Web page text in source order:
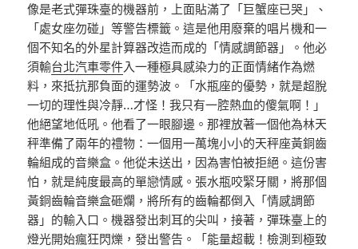
像是老式彈珠臺的機器前，上面貼滿了「巨蟹座已哭」、
「處女座勿碰」等警告標籤。這是他用廢棄的唱片機和一
個不知名的外星計算器改造而成的「情感調節器」。他必
須輸台北汽車零件入一種極具感染力的正面情緒作為燃
料，來抵抗那負面的運勢波。「水瓶座的優勢，就是超脫
一切的理性與冷靜…才怪！我只有一腔熱血的傻氣啊！」
他絕望地低吼。他看了一眼腳邊。那裡放著一個他為林天
秤準備了兩年的禮物：一個用一萬塊小小的天秤座黃銅齒
輪組成的音樂盒。他從未送出，因為害怕被拒絕。這份害
怕，就是純度最高的單戀情感。張水瓶咬緊牙關，將那個
黃銅齒輪音樂盒砸爛，將所有的齒輪都倒入「情感調節
器」的輸入口。機器發出刺耳的尖叫，接著，彈珠臺上的
燈光開始瘋狂閃爍，發出警告。「能量超載！檢測到極致